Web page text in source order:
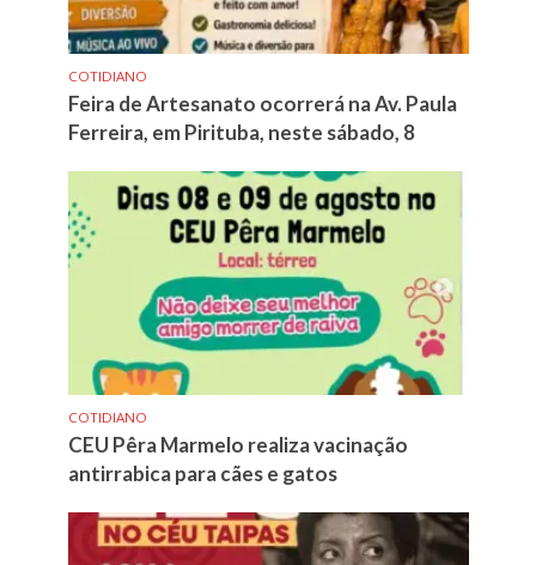
COTIDIANO
Feira de Artesanato ocorrerá na Av. Paula
Ferreira, em Pirituba, neste sábado, 8
COTIDIANO
CEU Pêra Marmelo realiza vacinação
antirrabica para cães e gatos